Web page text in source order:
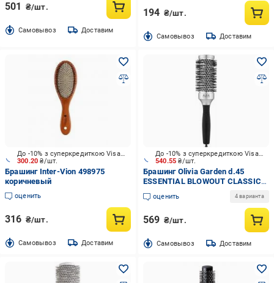
501 ₴/шт.
Cамовывоз Доставим
194 ₴/шт.
Cамовывоз Доставим
300.20₴/шт.
До -10% з суперкредиткою Visa Вигода
Брашинг Inter-Vion 498975
коричневый
оценить
316 ₴/шт.
Cамовывоз Доставим
540.55₴/шт.
До -10% з суперкредиткою Visa Вигода
Брашинг Olivia Garden d.45
ESSENTIAL BLOWOUT CLASSIC
серебристый
оценить 4 варианта
569 ₴/шт.
Cамовывоз Доставим